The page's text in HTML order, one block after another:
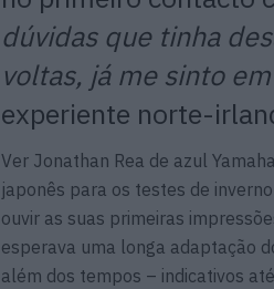
dúvidas que tinha
voltas, já me sinto
experiente norte-
Ver Jonathan Rea de azul
japonês para os testes de
ouvir as suas primeiras
esperava uma longa adaptação
além dos tempos – indicativos